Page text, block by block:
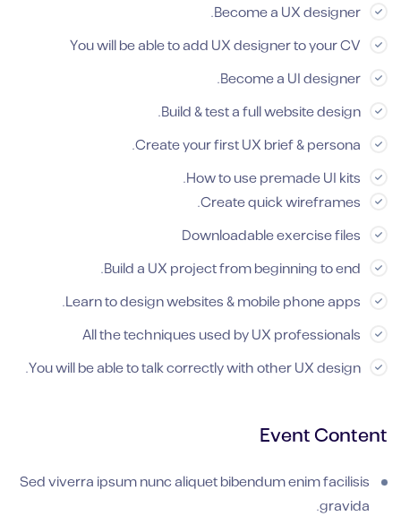
Become a UX designer.
You will be able to add UX designer to your CV
Become a UI designer.
Build & test a full website design.
Create your first UX brief & persona.
How to use premade UI kits.
Create quick wireframes.
Downloadable exercise files
Build a UX project from beginning to end.
Learn to design websites & mobile phone apps.
All the techniques used by UX professionals
You will be able to talk correctly with other UX design.
Event Content
Sed viverra ipsum nunc aliquet bibendum enim facilisis
gravida.